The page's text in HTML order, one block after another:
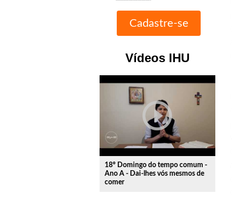
Vídeos IHU
play_circle_outline
18º Domingo do tempo comum -
Ano A - Dai-lhes vós mesmos de
comer